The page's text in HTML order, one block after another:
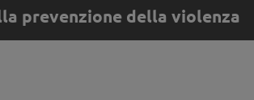
prevenzione della violenza